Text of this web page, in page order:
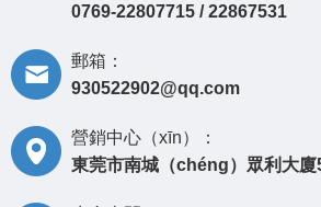
0769-22807715 / 22867531
郵箱：
930522902@qq.com
營銷中心（xīn）：
東莞市南城（chéng）眾利大廈